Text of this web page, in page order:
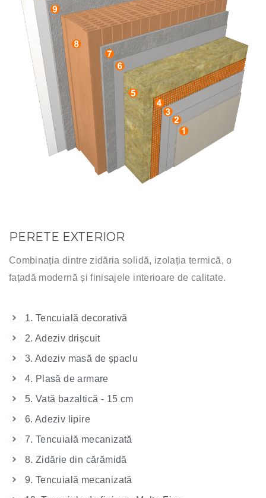
PERETE EXTERIOR
Combinația dintre zidăria solidă, izolația termică, o
fațadă modernă și finisajele interioare de calitate.
1. Tencuială decorativă
2. Adeziv drișcuit
3. Adeziv masă de șpaclu
4. Plasă de armare
5. Vată bazaltică - 15 cm
6. Adeziv lipire
7. Tencuială mecanizată
8. Zidărie din cărămidă
9. Tencuială mecanizată